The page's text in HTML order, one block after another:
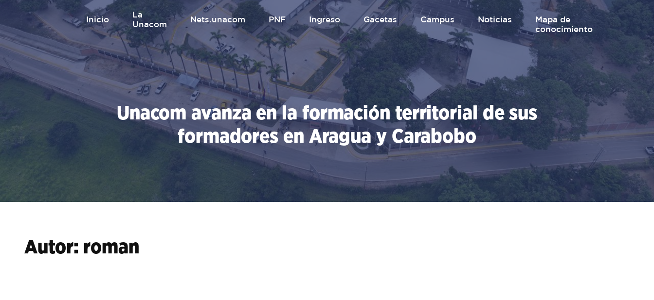
contenido
inicio
La
Unacom
nets.unacom PNF Ingreso gacetas Campus Noticias
mapa de
conocimiento
Unacom avanza en la formación territorial de sus
formadores en Aragua y Carabobo
Autor: roman